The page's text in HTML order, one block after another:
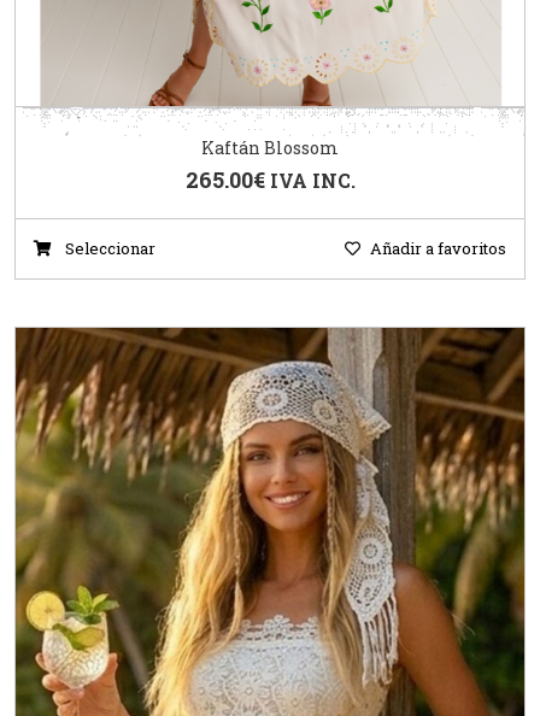
Kaftán Blossom
265.00€ IVA INC.
Seleccionar Añadir a favoritos